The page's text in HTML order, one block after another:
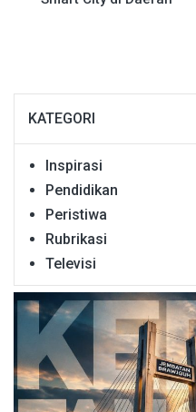
KATEGORI
Inspirasi
Pendidikan
Peristiwa
Rubrikasi
Televisi